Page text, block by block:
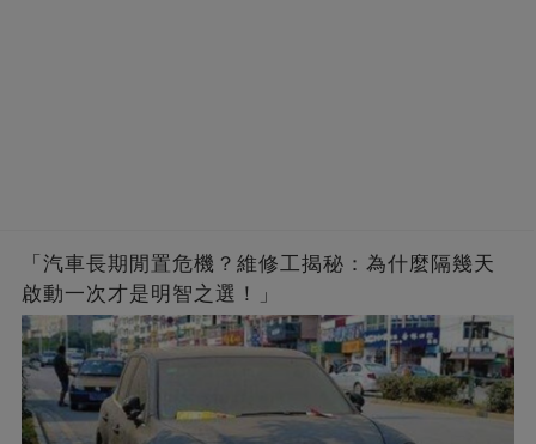
「汽車長期閒置危機？維修工揭秘：為什麼隔幾天
啟動一次才是明智之選！」